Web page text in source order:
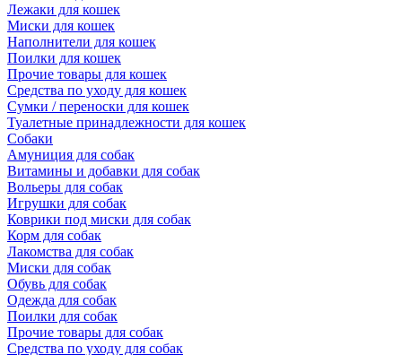
Лежаки для кошек
Миски для кошек
Наполнители для кошек
Поилки для кошек
Прочие товары для кошек
Средства по уходу для кошек
Сумки / переноски для кошек
Туалетные принадлежности для кошек
Собаки
Амуниция для собак
Витамины и добавки для собак
Вольеры для собак
Игрушки для собак
Коврики под миски для собак
Корм для собак
Лакомства для собак
Миски для собак
Обувь для собак
Одежда для собак
Поилки для собак
Прочие товары для собак
Средства по уходу для собак